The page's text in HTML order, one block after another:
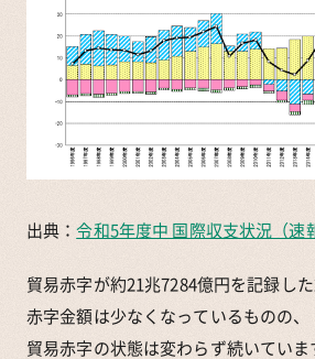
出典：令和5年度中 国際収支状況（速
貿易赤字が約21兆7284億円を記録した
赤字金額は少なくなっているものの、
貿易赤字の状態は変わらず続いていま